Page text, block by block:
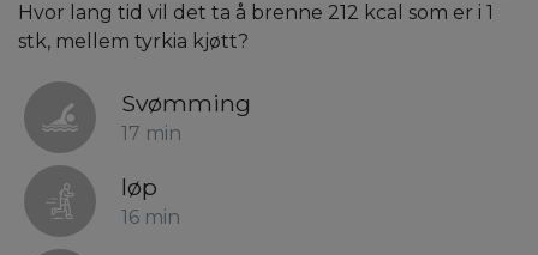
Hvor lang tid vil det ta å brenne 212 kcal som er i 1
stk, mellem tyrkia kjøtt?
Svømming
17 min
løp
16 min